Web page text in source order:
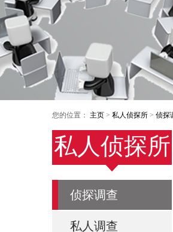
您的位置： 主页 > 私人侦探所 > 侦探
私人侦探所
侦探调查
私人调查